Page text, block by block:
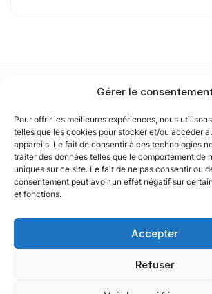
Gérer le
Pour offrir les meilleures expériences, nous
telles que les cookies pour stocker et/ou accéder
appareils. Le fait de consentir à ces technologies
traiter des données telles que le comportement de
uniques sur ce site. Le fait de ne pas consentir ou
consentement peut avoir un effet négatif sur
et fonctions.
Accepter
Refuser
Cet article a été partiellement rédigé à l’aide d’une
Notre politique
Nos agences
Nos autres marques
Nos réseaux